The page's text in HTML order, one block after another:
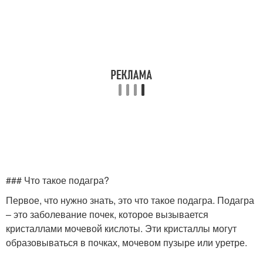
### Что такое подагра?
Первое, что нужно знать, это что такое подагра. Подагра
– это заболевание почек, которое вызывается
кристаллами мочевой кислоты. Эти кристаллы могут
образовываться в почках, мочевом пузыре или уретре.